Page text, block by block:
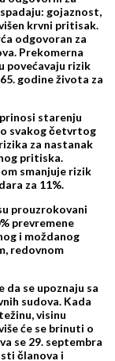
gojaznost,
krvni pritisak.
odgovoran za
Prekomerna
povećavaju rizik
godine života za
starenju
svakog četvrtog
za nastanak
pritiska.
smanjuje rizik
za 11%.
prouzrokovani
prevremene
i moždanog
redovnom
da se upoznaju sa
sudova. Kada
visinu
će se brinuti o
se 29. septembra
članova i